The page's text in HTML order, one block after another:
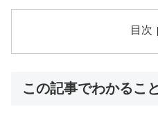
目次
この記事でわかること